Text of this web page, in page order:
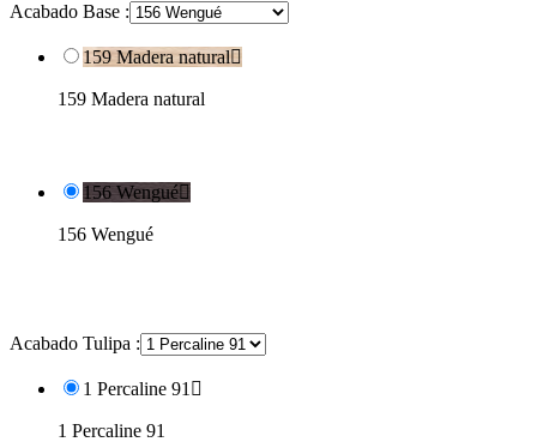
Acabado Base :
159 Madera natural
159 Madera natural
156 Wengué
156 Wengué
Acabado Tulipa :
1 Percaline 91 
1 Percaline 91